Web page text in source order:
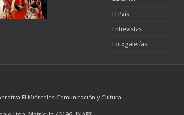
El País
Entrevistas
Fotogalerías
El Miércoles Comunicación y Cultura